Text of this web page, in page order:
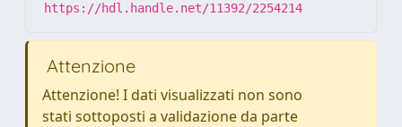
https://hdl.handle.net/11392/2254214
Attenzione
Attenzione! I dati visualizzati non sono
stati sottoposti a validazione da parte